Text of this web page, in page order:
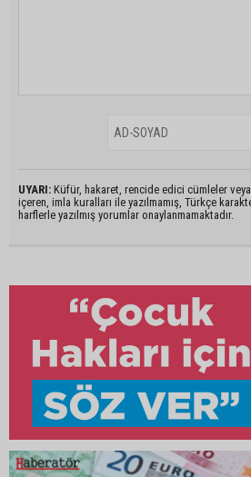
UYARI: Küfür, hakaret, rencide edici cümleler veya
içeren, imla kuralları ile yazılmamış, Türkçe
harflerle yazılmış yorumlar onaylanmamaktadır.